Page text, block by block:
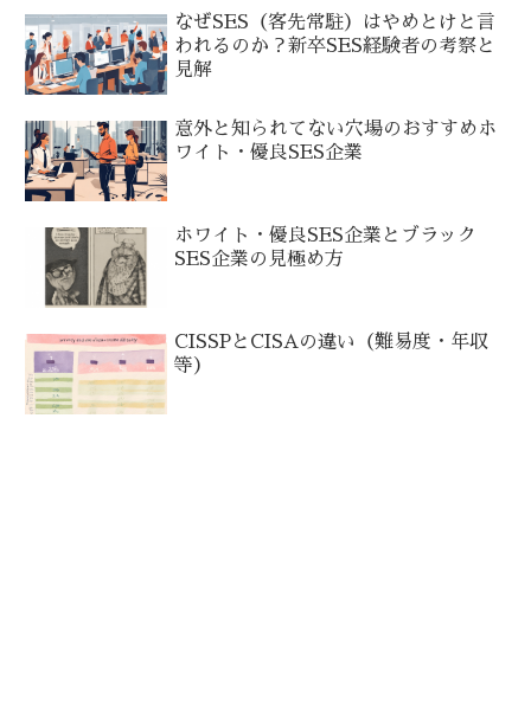
なぜSES（客先常駐）はやめとけと言
われるのか？新卒SES経験者の考察と
見解
意外と知られてない穴場のおすすめホ
ワイト・優良SES企業
ホワイト・優良SES企業とブラック
SES企業の見極め方
CISSPとCISAの違い（難易度・年収
等）